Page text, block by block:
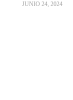
JUNIO 24, 2024